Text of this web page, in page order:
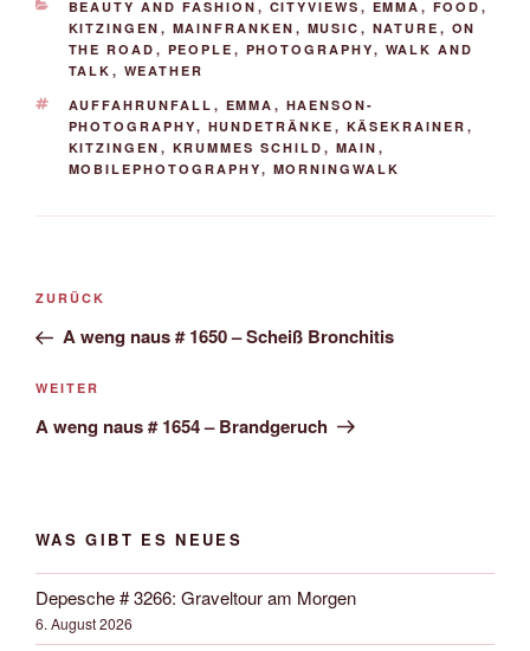
KATEGORIEN
BEAUTY AND FASHION , CITYVIEWS , EMMA , FOOD ,
KITZINGEN , MAINFRANKEN , MUSIC , NATURE , ON
THE ROAD , PEOPLE , PHOTOGRAPHY, WALK AND
TALK , WEATHER
SCHLAGWÖRTER
AUFFAHRUNFALL , EMMA , HAENSON-
PHOTOGRAPHY, HUNDETRÄNKE , KÄSEKRAINER ,
KITZINGEN , KRUMMES SCHILD , MAIN ,
MOBILEPHOTOGRAPHY, MORNINGWALK
Beitrags-
Vorheriger
Beitrag
ZURÜCK
A weng naus # 1650 – Scheiß Bronchitis
Nächster
Beitrag
WEITER
A weng naus # 1654 – Brandgeruch
WAS GIBT ES NEUES
Depesche # 3266: Graveltour am Morgen
6. August 2026